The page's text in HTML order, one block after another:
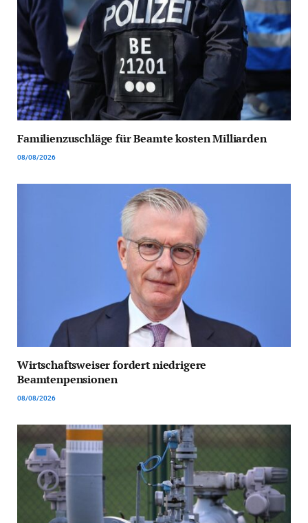
Familienzuschläge für Beamte kosten Milliarden
08/08/2026
Wirtschaftsweiser fordert niedrigere
Beamtenpensionen
08/08/2026